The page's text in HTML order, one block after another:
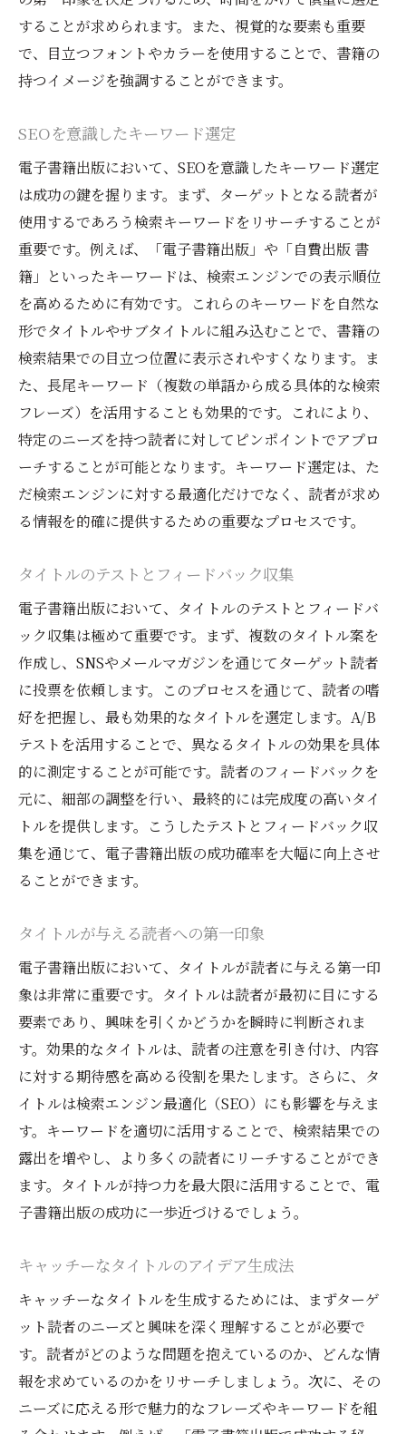
することが求められます。また、視覚的な要素も重要
で、目立つフォントやカラーを使用することで、書籍の
持つイメージを強調することができます。
SEOを意識したキーワード選定
電子書籍出版において、SEOを意識したキーワード選定
は成功の鍵を握ります。まず、ターゲットとなる読者が
使用するであろう検索キーワードをリサーチすることが
重要です。例えば、「電子書籍出版」や「自費出版 書
籍」といったキーワードは、検索エンジンでの表示順位
を高めるために有効です。これらのキーワードを自然な
形でタイトルやサブタイトルに組み込むことで、書籍の
検索結果での目立つ位置に表示されやすくなります。ま
た、長尾キーワード（複数の単語から成る具体的な検索
フレーズ）を活用することも効果的です。これにより、
特定のニーズを持つ読者に対してピンポイントでアプロ
ーチすることが可能となります。キーワード選定は、た
だ検索エンジンに対する最適化だけでなく、読者が求め
る情報を的確に提供するための重要なプロセスです。
タイトルのテストとフィードバック収集
電子書籍出版において、タイトルのテストとフィードバ
ック収集は極めて重要です。まず、複数のタイトル案を
作成し、SNSやメールマガジンを通じてターゲット読者
に投票を依頼します。このプロセスを通じて、読者の嗜
好を把握し、最も効果的なタイトルを選定します。A/B
テストを活用することで、異なるタイトルの効果を具体
的に測定することが可能です。読者のフィードバックを
元に、細部の調整を行い、最終的には完成度の高いタイ
トルを提供します。こうしたテストとフィードバック収
集を通じて、電子書籍出版の成功確率を大幅に向上させ
ることができます。
タイトルが与える読者への第一印象
電子書籍出版において、タイトルが読者に与える第一印
象は非常に重要です。タイトルは読者が最初に目にする
要素であり、興味を引くかどうかを瞬時に判断されま
す。効果的なタイトルは、読者の注意を引き付け、内容
に対する期待感を高める役割を果たします。さらに、タ
イトルは検索エンジン最適化（SEO）にも影響を与えま
す。キーワードを適切に活用することで、検索結果での
露出を増やし、より多くの読者にリーチすることができ
ます。タイトルが持つ力を最大限に活用することで、電
子書籍出版の成功に一歩近づけるでしょう。
キャッチーなタイトルのアイデア生成法
キャッチーなタイトルを生成するためには、まずターゲ
ット読者のニーズと興味を深く理解することが必要で
す。読者がどのような問題を抱えているのか、どんな情
報を求めているのかをリサーチしましょう。次に、その
ニーズに応える形で魅力的なフレーズやキーワードを組